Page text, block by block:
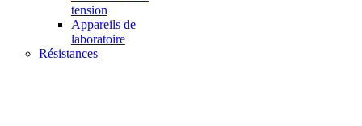
tension
Appareils de
laboratoire
Résistances